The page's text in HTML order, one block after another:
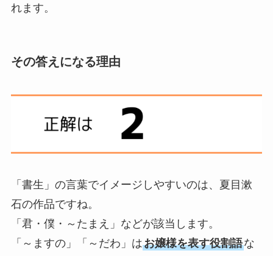
れます。
その答えになる理由
「書生」の言葉でイメージしやすいのは、夏目漱
石の作品ですね。
「君・僕・～たまえ」などが該当します。
「～ますの」「～だわ」はお嬢様を表す役割語な